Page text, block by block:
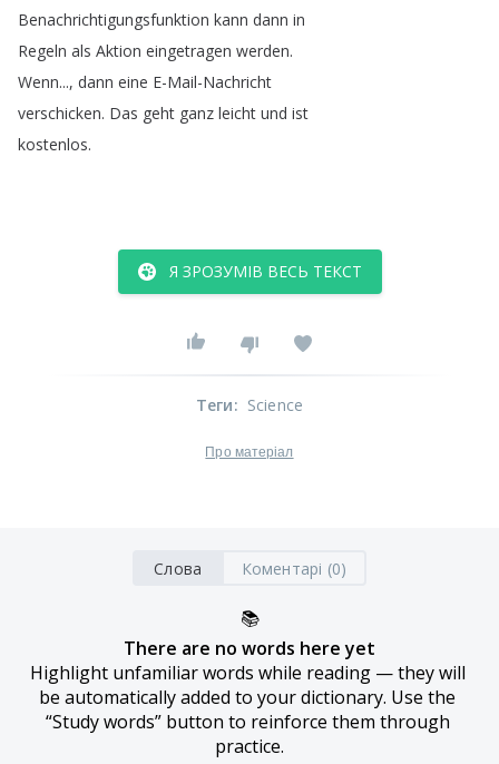
Benachrichtigungsfunktion kann dann in
Regeln als Aktion eingetragen werden.
Wenn..., dann eine E-Mail-Nachricht
verschicken. Das geht ganz leicht und ist
kostenlos.
Я ЗРОЗУМІВ ВЕСЬ ТЕКСТ
Теги: Science
Про матеріал
Слова Коментарі (0)
📚
There are no words here yet
Highlight unfamiliar words while reading — they will
be automatically added to your dictionary. Use the
“Study words” button to reinforce them through
practice.